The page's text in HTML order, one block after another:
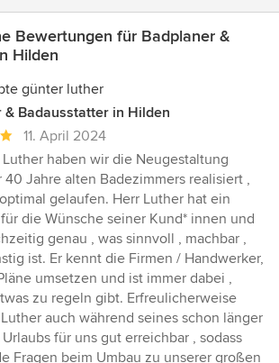
Bewertungen für Badplaner &
Hilden
günter luther
& Badausstatter in Hilden
11. April 2024
Luther haben wir die Neugestaltung
40 Jahre alten Badezimmers realisiert ,
gelaufen. Herr Luther hat ein
die Wünsche seiner Kund* innen und
genau , was sinnvoll , machbar ,
ist. Er kennt die Firmen / Handwerker,
umsetzen und ist immer dabei ,
zu regeln gibt. Erfreulicherweise
auch während seines schon länger
für uns gut erreichbar , sodass
Fragen beim Umbau zu unserer großen